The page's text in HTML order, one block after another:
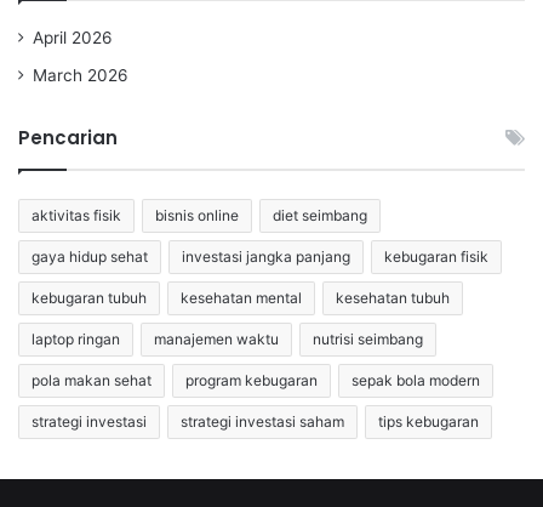
April 2026
March 2026
Pencarian
aktivitas fisik bisnis online diet seimbang
gaya hidup sehat investasi jangka panjang kebugaran fisik
kebugaran tubuh kesehatan mental kesehatan tubuh
laptop ringan manajemen waktu nutrisi seimbang
pola makan sehat program kebugaran sepak bola modern
strategi investasi strategi investasi saham tips kebugaran